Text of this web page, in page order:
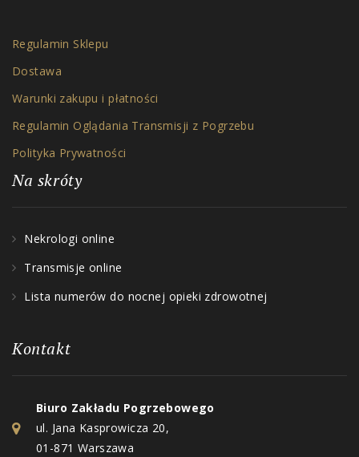
Regulamin Sklepu
Dostawa
Warunki zakupu i płatności
Regulamin Oglądania Transmisji z Pogrzebu
Polityka Prywatności
Na skróty
Nekrologi online
Transmisje online
Lista numerów do nocnej opieki zdrowotnej
Kontakt
Biuro Zakładu Pogrzebowego
ul. Jana Kasprowicza 20,
01-871 Warszawa